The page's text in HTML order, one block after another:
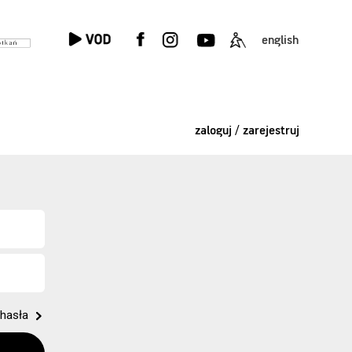
english
zaloguj / zarejestruj